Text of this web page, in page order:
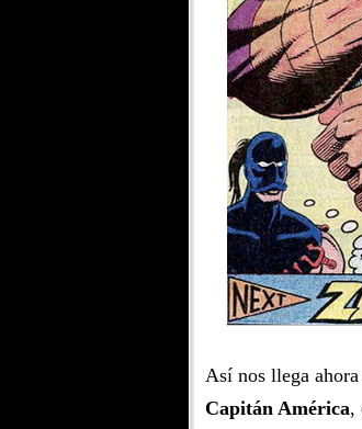
Así nos llega
Capitán América,